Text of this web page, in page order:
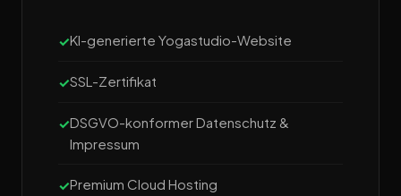
KI-generierte Yogastudio-Website
SSL-Zertifikat
DSGVO-konformer Datenschutz &
Impressum
Premium Cloud Hosting